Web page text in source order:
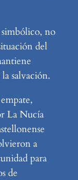
no
del
salvación.
La Nucía
a
para
de